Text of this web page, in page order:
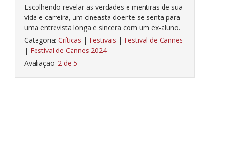
Escolhendo revelar as verdades e mentiras de sua
vida e carreira, um cineasta doente se senta para
uma entrevista longa e sincera com um ex-aluno.
Categoria: Críticas | Festivais | Festival de Cannes
| Festival de Cannes 2024
Avaliação: 2 de 5